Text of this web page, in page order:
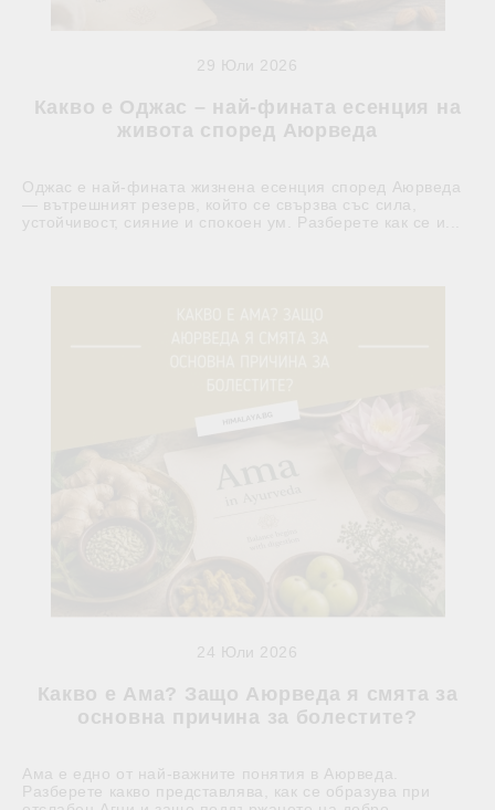
Какво е Оджас – най-фината есенция на
живота според Аюрведа
29 Юли 2026
Оджас е най-фината жизнена есенция според Аюрведа
— вътрешният резерв, който се свързва със сила,
устойчивост, сияние и спокоен ум. Разберете как се и...
Какво е Ама? Защо Аюрведа я смята за
основна причина за болестите?
24 Юли 2026
Ама е едно от най-важните понятия в Аюрведа.
Разберете какво представлява, как се образува при